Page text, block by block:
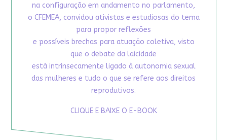
na configuração em andamento no parlamento,
o CFEMEA, convidou ativistas e estudiosas do tema
para propor reflexões
e possíveis brechas para atuação coletiva, visto
que o debate da laicidade
está intrinsecamente ligado à autonomia sexual
das mulheres e tudo o que se refere aos direitos
reprodutivos.
CLIQUE E BAIXE O E-BOOK